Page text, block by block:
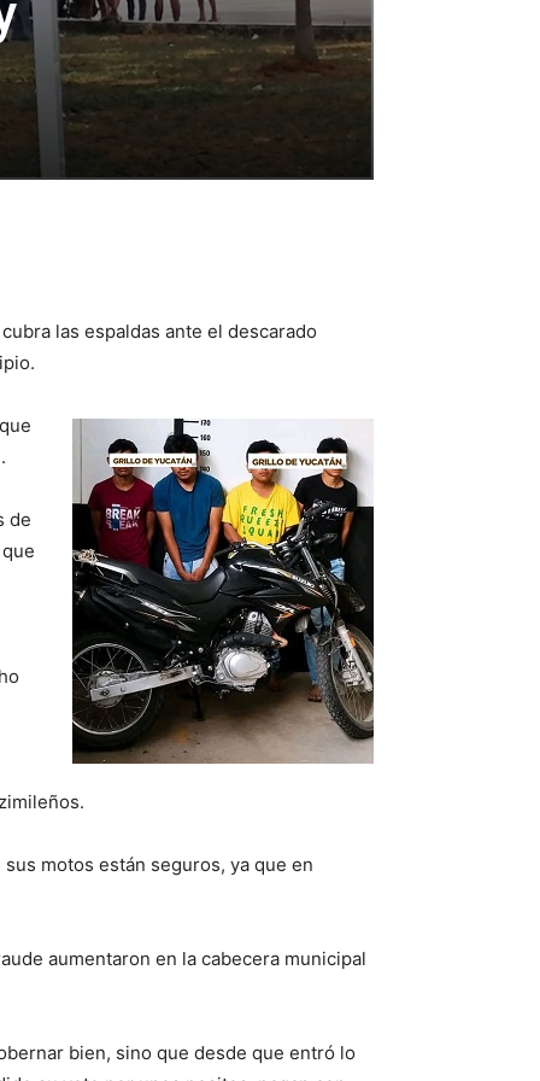
las espaldas ante el descarado
de
motos están seguros, ya que en
aumentaron en la cabecera municipal
bien, sino que desde que entró lo